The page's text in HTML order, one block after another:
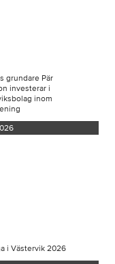
grundare Pär
investerar i
inom
i Västervik 2026